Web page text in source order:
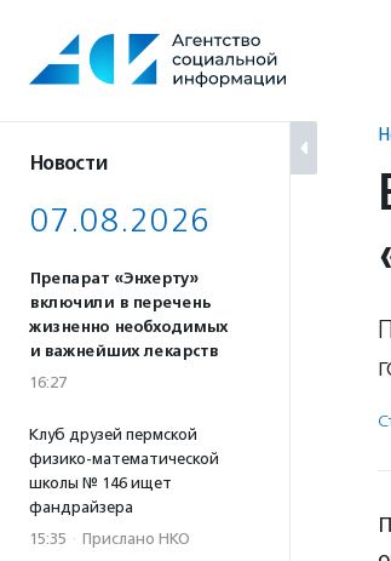
содержанию
Новости
07.08.2026
Препарат «Энхерту»
включили в перечень
жизненно необходимых
и важнейших лекарств
16:27
Клуб друзей пермской
физико-математической
школы № 146 ищет
фандрайзера
15:35 · Прислано НКО